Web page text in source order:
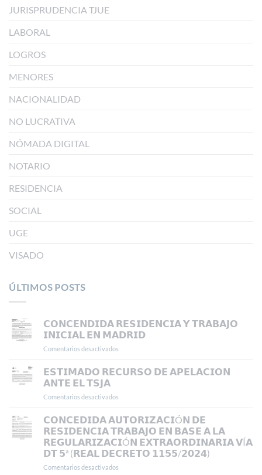
JURISPRUDENCIA TJUE
LABORAL
LOGROS
MENORES
NACIONALIDAD
NO LUCRATIVA
NÓMADA DIGITAL
NOTARIO
RESIDENCIA
SOCIAL
UGE
VISADO
ÚLTIMOS POSTS
𝗖𝗢𝗡𝗖𝗘𝗡𝗗𝗜𝗗𝗔 𝗥𝗘𝗦𝗜𝗗𝗘𝗡𝗖𝗜𝗔 𝗬 𝗧𝗥𝗔𝗕𝗔𝗝𝗢
𝗜𝗡𝗜𝗖𝗜𝗔𝗟 𝗘𝗡 𝗠𝗔𝗗𝗥𝗜𝗗
Comentarios desactivados
𝗥𝗘𝗦𝗜𝗗𝗘𝗡𝗖𝗜𝗔
𝗠𝗔𝗗𝗥𝗜𝗗
𝗘𝗦𝗧𝗜𝗠𝗔𝗗𝗢 𝗥𝗘𝗖𝗨𝗥𝗦𝗢 𝗗𝗘 𝗔𝗣𝗘𝗟𝗔𝗖𝗜𝗢𝗡
𝗔𝗡𝗧𝗘 𝗘𝗟 𝗧𝗦𝗝𝗔
Comentarios desactivados
𝗥𝗘𝗖𝗨𝗥𝗦𝗢
𝗗𝗘
𝗔𝗣𝗘𝗟𝗔𝗖𝗜𝗢𝗡
𝗔𝗡𝗧𝗘
𝗘𝗟
𝗖𝗢𝗡𝗖𝗘𝗗𝗜𝗗𝗔 𝗔𝗨𝗧𝗢𝗥𝗜𝗭𝗔𝗖𝗜Ó𝗡 𝗗𝗘
𝗥𝗘𝗦𝗜𝗗𝗘𝗡𝗖𝗜𝗔 𝗧𝗥𝗔𝗕𝗔𝗝𝗢 𝗘𝗡 𝗕𝗔𝗦𝗘 𝗔 𝗟𝗔
𝗥𝗘𝗚𝗨𝗟𝗔𝗥𝗜𝗭𝗔𝗖𝗜Ó𝗡 𝗘𝗫𝗧𝗥𝗔𝗢𝗥𝗗𝗜𝗡𝗔𝗥𝗜𝗔 𝗩Í𝗔
𝗗𝗧 𝟱ª (𝗥𝗘𝗔𝗟 𝗗𝗘𝗖𝗥𝗘𝗧𝗢 𝟭𝟭𝟱𝟱/𝟮𝟬𝟮𝟰)
Comentarios desactivados